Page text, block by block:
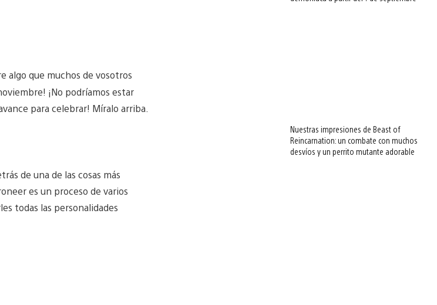
algo que muchos de vosotros
¡No podríamos estar
para celebrar! Míralo arriba.
de una de las cosas más
es un proceso de varios
todas las personalidades
Nuestras impresiones de Beast of
Reincarnation: un combate con muchos
desvíos y un perrito mutante adorable